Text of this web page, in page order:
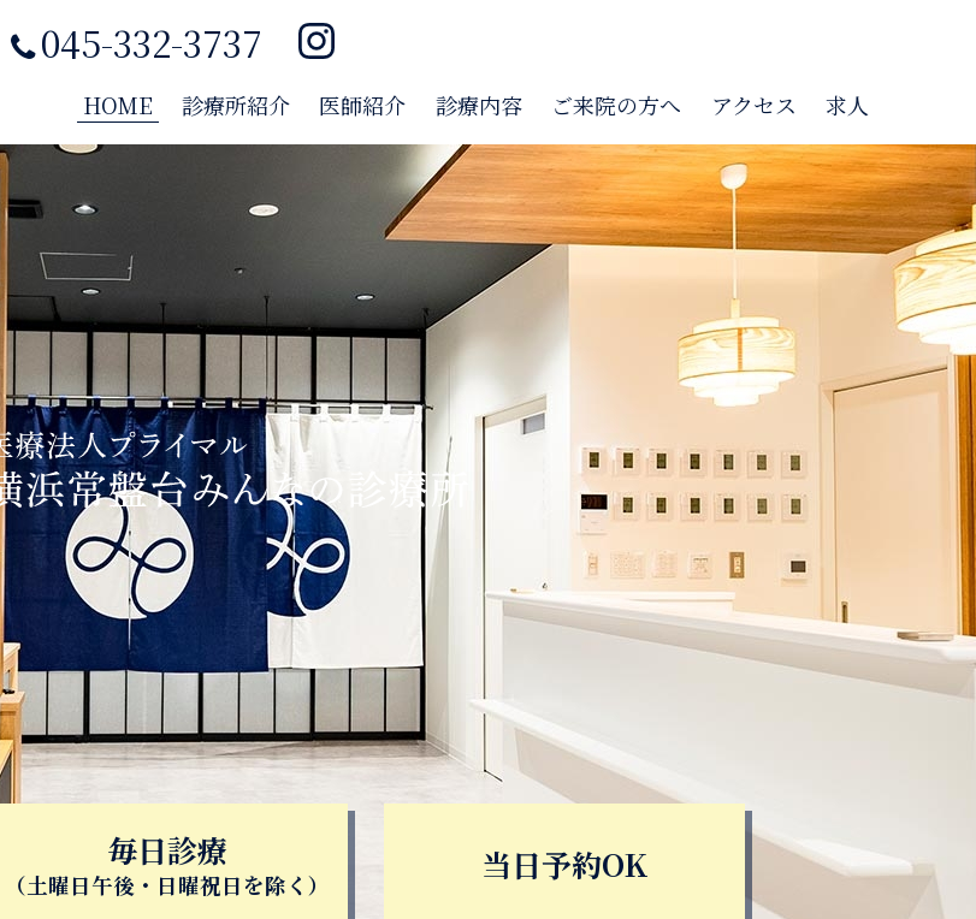
横浜常盤台みんなの診療所｜保土ヶ谷区 整形外科 小児科 和田町駅
045-332-3737
HOME 診療所紹介 医師紹介 診療内容 ご来院の方へ アクセス 求人
毎日診療
（土曜日午後・日曜祝日を除く） 当日予約OK